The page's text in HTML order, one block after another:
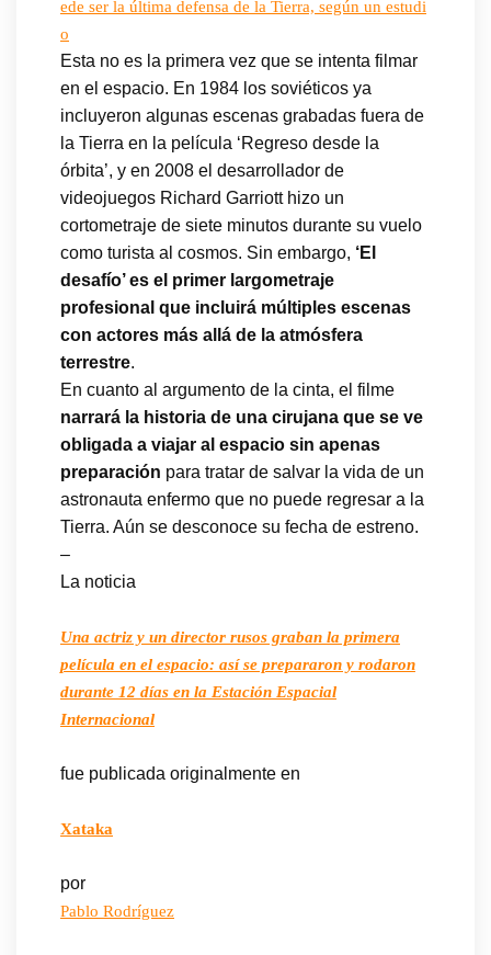
ede ser la última defensa de la Tierra, según un estudi
o
Esta no es la primera vez que se intenta filmar
en el espacio. En 1984 los soviéticos ya
incluyeron algunas escenas grabadas fuera de
la Tierra en la película ‘Regreso desde la
órbita’, y en 2008 el desarrollador de
videojuegos Richard Garriott hizo un
cortometraje de siete minutos durante su vuelo
como turista al cosmos. Sin embargo, ‘El
desafío’ es el primer largometraje
profesional que incluirá múltiples escenas
con actores más allá de la atmósfera
terrestre.
En cuanto al argumento de la cinta, el filme
narrará la historia de una cirujana que se ve
obligada a viajar al espacio sin apenas
preparación para tratar de salvar la vida de un
astronauta enfermo que no puede regresar a la
Tierra. Aún se desconoce su fecha de estreno.
–
La noticia
Una actriz y un director rusos graban la primera
película en el espacio: así se prepararon y rodaron
durante 12 días en la Estación Espacial
Internacional
fue publicada originalmente en
Xataka
por
Pablo Rodríguez